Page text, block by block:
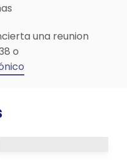
una reunion
o